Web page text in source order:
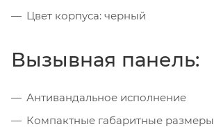
Цвет корпуса: черный
Вызывная панель:
Антивандальное исполнение
Компактные габаритные размеры